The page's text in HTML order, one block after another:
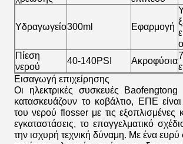
Υδραγωγείο300ml Εφαρμογή
Πίεση
νερού
40-140PSI Ακροφύσια
Εισαγωγή επιχείρησης
Οι ηλεκτρικές συσκευές
κατασκευάζουν το κοβάλτιο, ΕΠΕ
του νερού flosser με τις εξοπλισμένες
εγκαταστάσεις, το επαγγελματικό
την ισχυρή τεχνική δύναμη. Με ένα